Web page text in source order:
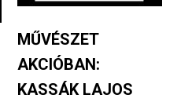
MŰVÉSZET
AKCIÓBAN:
KASSÁK LAJOS